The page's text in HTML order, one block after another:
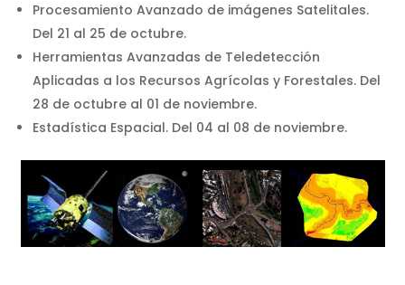
Procesamiento Avanzado de imágenes Satelitales.
Del 21 al 25 de octubre.
Herramientas Avanzadas de Teledetección
Aplicadas a los Recursos Agrícolas y Forestales. Del
28 de octubre al 01 de noviembre.
Estadística Espacial. Del 04 al 08 de noviembre.